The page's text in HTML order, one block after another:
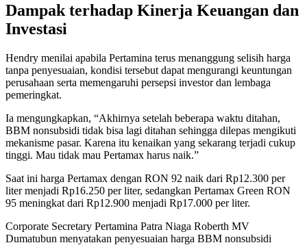
Dampak terhadap Kinerja Keuangan dan
Investasi
Hendry menilai apabila Pertamina terus menanggung selisih harga
tanpa penyesuaian, kondisi tersebut dapat mengurangi keuntungan
perusahaan serta memengaruhi persepsi investor dan lembaga
pemeringkat.
Ia mengungkapkan, “Akhirnya setelah beberapa waktu ditahan,
BBM nonsubsidi tidak bisa lagi ditahan sehingga dilepas mengikuti
mekanisme pasar. Karena itu kenaikan yang sekarang terjadi cukup
tinggi. Mau tidak mau Pertamax harus naik.”
Saat ini harga Pertamax dengan RON 92 naik dari Rp12.300 per
liter menjadi Rp16.250 per liter, sedangkan Pertamax Green RON
95 meningkat dari Rp12.900 menjadi Rp17.000 per liter.
Corporate Secretary Pertamina Patra Niaga Roberth MV
Dumatubun menyatakan penyesuaian harga BBM nonsubsidi